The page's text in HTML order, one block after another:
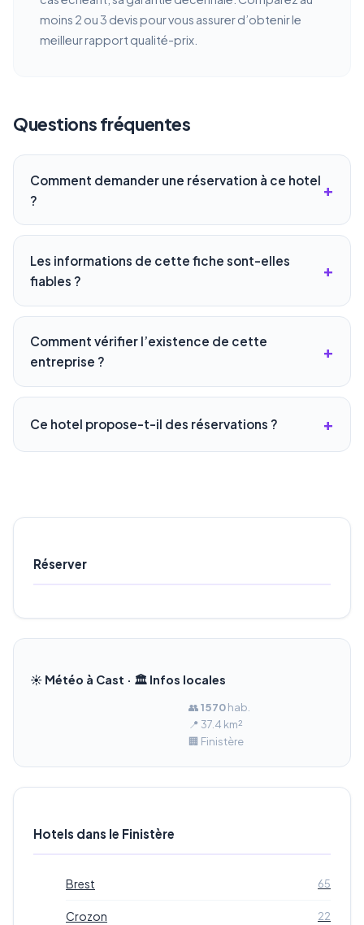
moins 2 ou 3 devis pour vous assurer d’obtenir le
meilleur rapport qualité-prix.
Questions fréquentes
Comment demander une réservation à ce hotel
?
Les informations de cette fiche sont-elles
fiables ?
Comment vérifier l’existence de cette
entreprise ?
Ce hotel propose-t-il des réservations ?
Réserver
☀️ Météo à Cast · 🏛️ Infos locales
👥1 570hab.
📍 37.4 km²
🏢 Finistère
Hotels dans le Finistère
Brest 65
Crozon 22